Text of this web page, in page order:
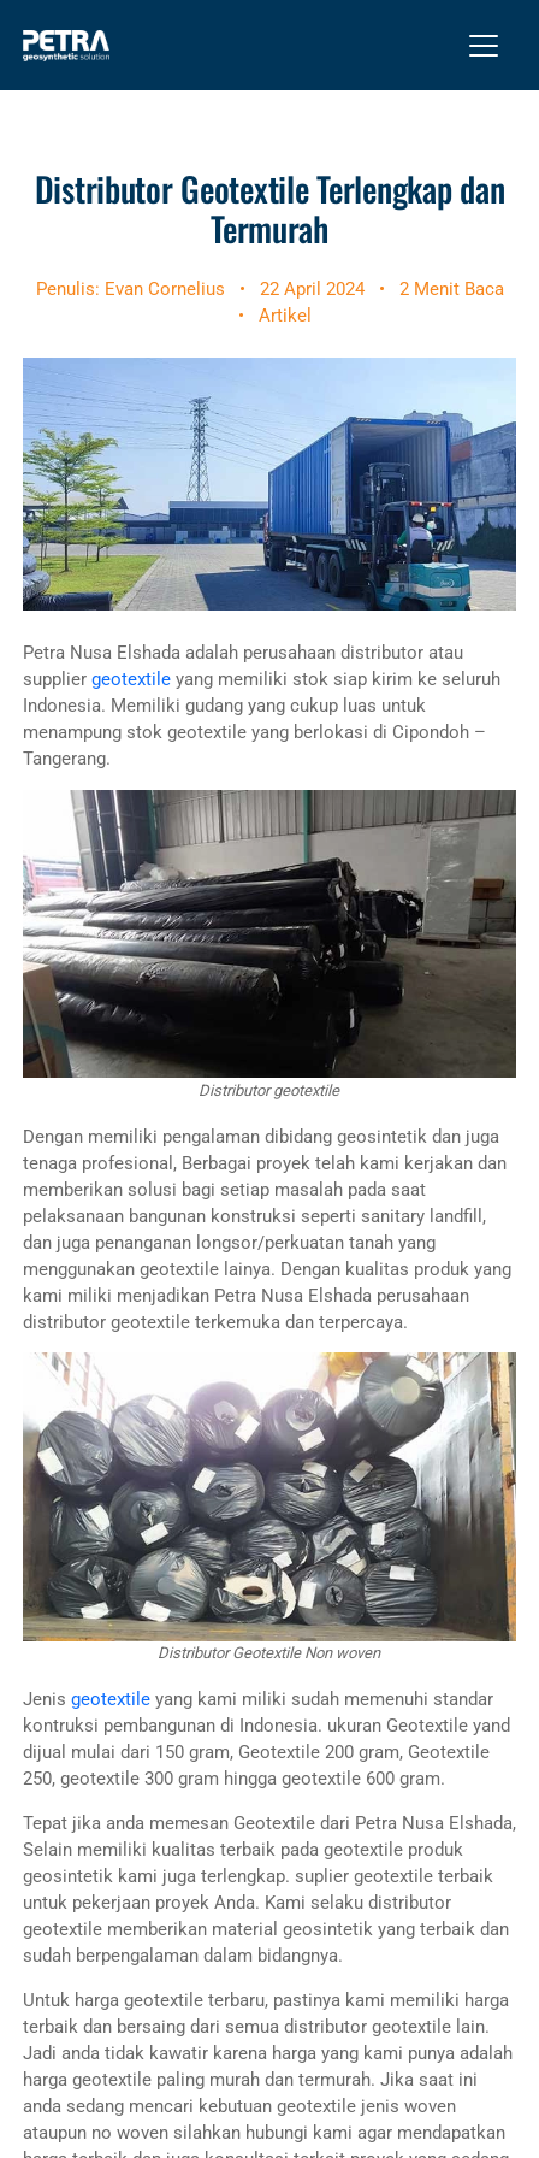
Distributor Geotextile Terlengkap dan
Termurah
Penulis: Evan Cornelius • 22 April 2024 •
2 Menit Baca
•
Artikel
Petra Nusa Elshada adalah perusahaan distributor atau
supplier geotextileyang memiliki stok siap kirim ke seluruh
Indonesia. Memiliki gudang yang cukup luas untuk
menampung stok geotextile yang berlokasi di Cipondoh –
Tangerang.
Distributor geotextile
Dengan memiliki pengalaman dibidang geosintetik dan juga
tenaga profesional, Berbagai proyek telah kami kerjakan dan
memberikan solusi bagi setiap masalah pada saat
pelaksanaan bangunan konstruksi seperti sanitary landfill,
dan juga penanganan longsor/perkuatan tanah yang
menggunakan geotextile lainya. Dengan kualitas produk yang
kami miliki menjadikan Petra Nusa Elshada perusahaan
distributor geotextile terkemuka dan terpercaya.
Distributor Geotextile Non woven
Jenis geotextileyang kami miliki sudah memenuhi standar
kontruksi pembangunan di Indonesia. ukuran Geotextile yand
dijual mulai dari 150 gram, Geotextile 200 gram, Geotextile
250, geotextile 300 gram hingga geotextile 600 gram.
Tepat jika anda memesan Geotextile dari Petra Nusa Elshada,
Selain memiliki kualitas terbaik pada geotextile produk
geosintetik kami juga terlengkap. suplier geotextile terbaik
untuk pekerjaan proyek Anda. Kami selaku distributor
geotextile memberikan material geosintetik yang terbaik dan
sudah berpengalaman dalam bidangnya.
Untuk harga geotextile terbaru, pastinya kami memiliki harga
terbaik dan bersaing dari semua distributor geotextile lain.
Jadi anda tidak kawatir karena harga yang kami punya adalah
harga geotextile paling murah dan termurah. Jika saat ini
anda sedang mencari kebutuan geotextile jenis woven
ataupun no woven silahkan hubungi kami agar mendapatkan